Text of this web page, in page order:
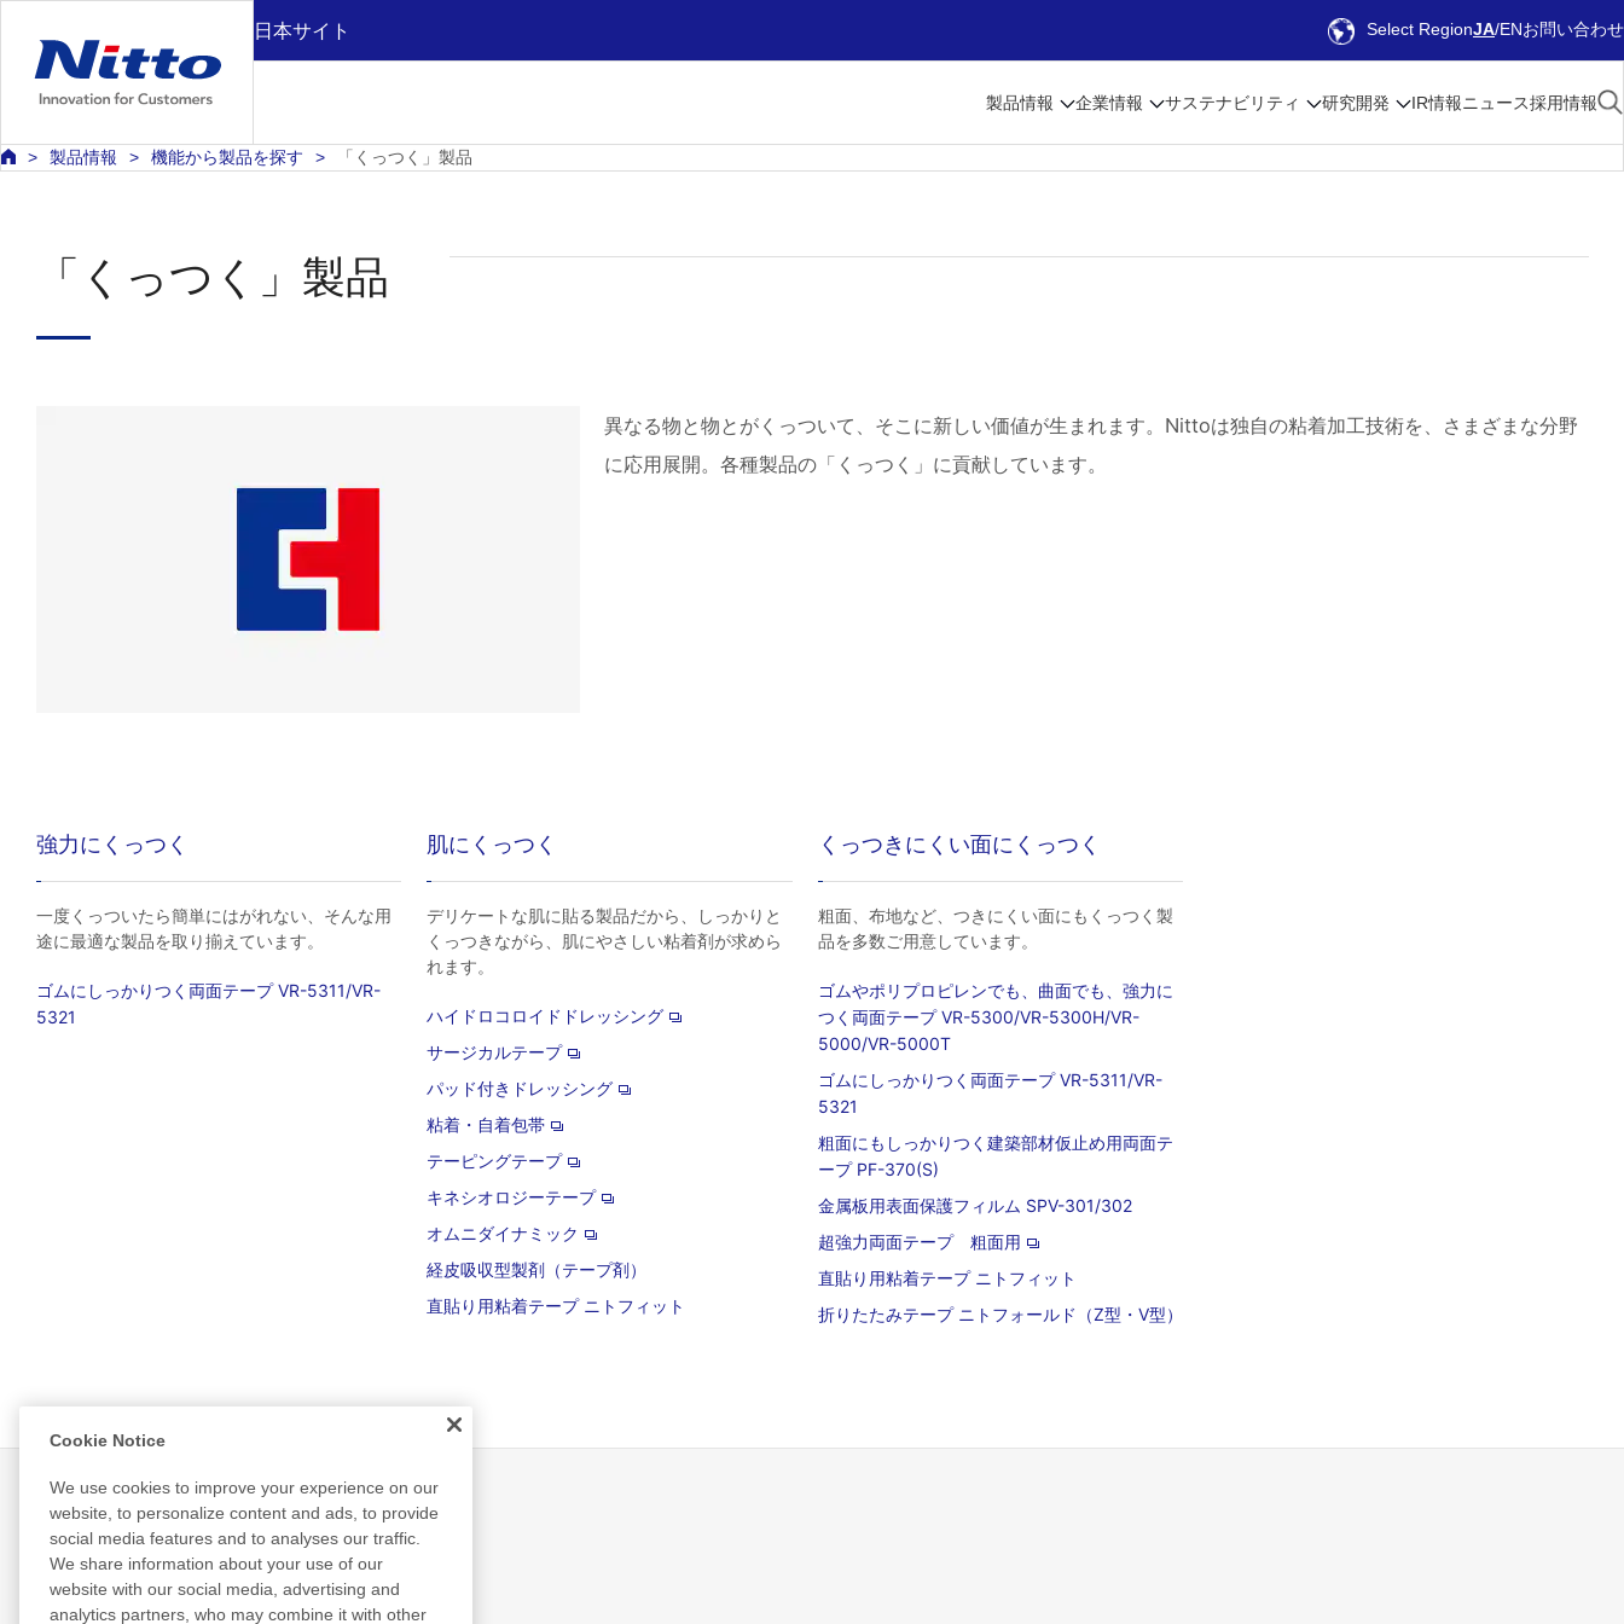
日本サイト Select RegionJA ENお問い合わせ
製品情報 企業情報 サステナビリティ 研究開発 IR情報ニュース採用情報
製品情報 機能から製品を探す 「くっつく」製品
「くっつく」製品
異なる物と物とがくっついて、そこに新しい価値が生まれます。Nittoは独自の粘着加工技術を、さまざまな分野
に応用展開。各種製品の「くっつく」に貢献しています。
強力にくっつく
一度くっついたら簡単にはがれない、そんな用
途に最適な製品を取り揃えています。
ゴムにしっかりつく両面テープ VR-5311/VR-
5321
肌にくっつく
デリケートな肌に貼る製品だから、しっかりと
くっつきながら、肌にやさしい粘着剤が求めら
れます。
ハイドロコロイドドレッシング
サージカルテープ
パッド付きドレッシング
粘着・自着包帯
テーピングテープ
キネシオロジーテープ
オムニダイナミック
経皮吸収型製剤（テープ剤）
直貼り用粘着テープ ニトフィット
くっつきにくい面にくっつく
粗面、布地など、つきにくい面にもくっつく製
品を多数ご用意しています。
ゴムやポリプロピレンでも、曲面でも、強力に
つく両面テープ VR-5300/VR-5300H/VR-
5000/VR-5000T
ゴムにしっかりつく両面テープ VR-5311/VR-
5321
粗面にもしっかりつく建築部材仮止め用両面テ
ープ PF-370(S)
金属板用表面保護フィルム SPV-301/302
超強力両面テープ 粗面用
直貼り用粘着テープ ニトフィット
折りたたみテープ ニトフォールド（Z型・V型）
製品情報
Cookie Notice
We use cookies to improve your experience on our
website, to personalize content and ads, to provide
social media features and to analyses our traffic.
We share information about your use of our
website with our social media, advertising and
analytics partners, who may combine it with other